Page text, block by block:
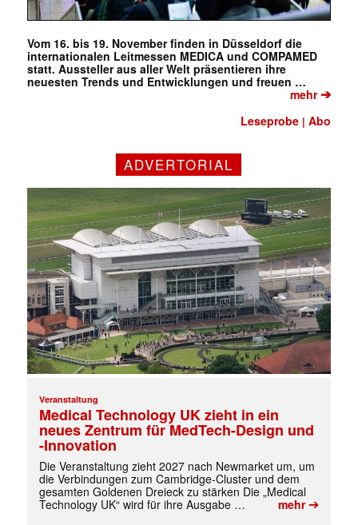
Vom 16. bis 19. November finden in Düsseldorf die
internationalen Leitmessen MEDICA und COMPAMED
statt. Aussteller aus aller Welt präsentieren ihre
neuesten Trends und Entwicklungen und freuen …
mehr➔
Leseprobe |Abo
ADVERTORIAL
Veranstaltung
Medical Technology UK zieht in ein
neues Zentrum für MedTech-Design und
-Innovation
Die Veranstaltung zieht 2027 nach Newmarket um, um
die Verbindungen zum Cambridge-Cluster und dem
gesamten Goldenen Dreieck zu stärken Die „Medical
Technology UK“ wird für ihre Ausgabe …
mehr➔